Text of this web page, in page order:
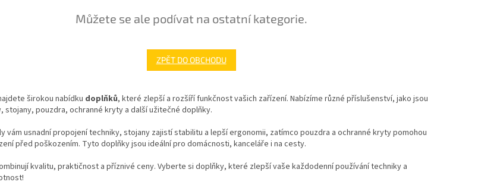
Můžete se ale podívat na ostatní kategorie.
ZPĚT DO OBCHODU
širokou nabídku doplňků, které zlepší a rozšíří funkčnost vašich zařízení. Nabízíme různé příslušenství, jako jsou
stojany, pouzdra, ochranné kryty a další užitečné doplňky.
vám usnadní propojení techniky, stojany zajistí stabilitu a lepší ergonomii, zatímco pouzdra a ochranné kryty pomohou
před poškozením. Tyto doplňky jsou ideální pro domácnosti, kanceláře i na cesty.
kvalitu, praktičnost a příznivé ceny. Vyberte si doplňky, které zlepší vaše každodenní používání techniky a